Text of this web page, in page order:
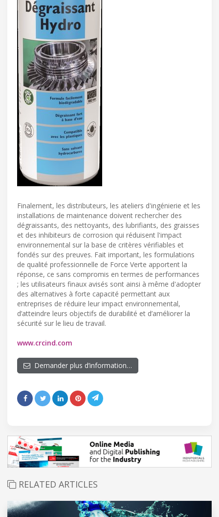
Finalement, les distributeurs, les ateliers d'ingénierie et les
installations de maintenance doivent rechercher des
dégraissants, des nettoyants, des lubrifiants, des graisses
et des inhibiteurs de corrosion qui réduisent l'impact
environnemental sur la base de critères vérifiables et
fondés sur des preuves. Fait important, les formulations
de qualité professionnelle de Force Verte apportent la
réponse, ce sans compromis en termes de performances
; les utilisateurs finaux avisés sont ainsi à même d'adopter
des alternatives à forte capacité permettant aux
entreprises de réduire leur impact environnemental,
d’atteindre leurs objectifs de durabilité et d’améliorer la
sécurité sur le lieu de travail.
www.crcind.com
Demander plus d’information…
RELATED ARTICLES